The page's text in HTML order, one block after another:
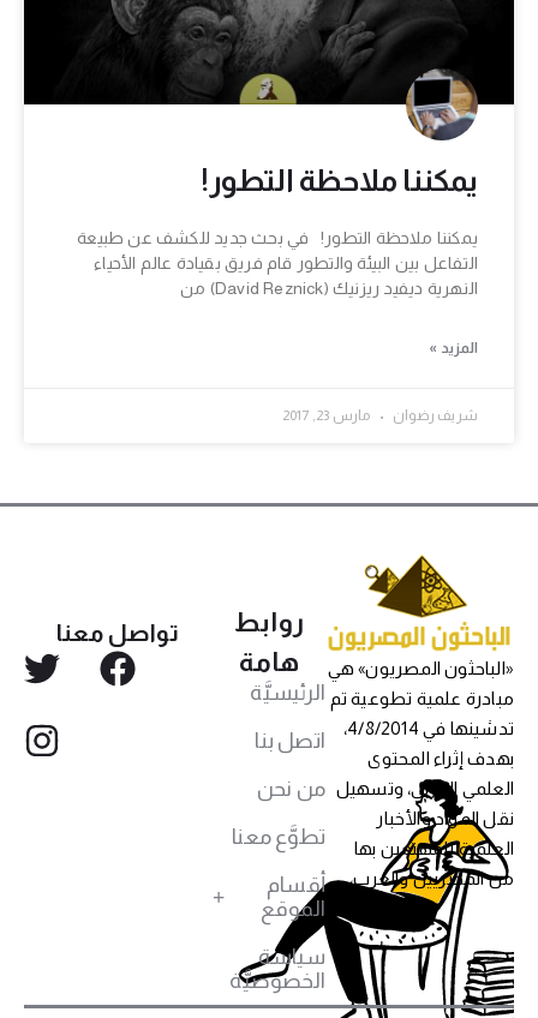
يمكننا ملاحظة التطور!
يمكننا ملاحظة التطور! في بحث جديد للكشف عن طبيعة
التفاعل بين البيئة والتطور قام فريق بقيادة عالم الأحياء
النهرية ديفيد ريزنيك (David Reznick) من
المزيد »
شريف رضوان مارس 23, 2017
«الباحثون المصريون» هي
مبادرة علمية تطوعية تم
تدشينها في 4/8/2014،
بهدف إثراء المحتوى
العلمي العربي، وتسهيل
نقل المواد والأخبار
العلمية للمهتمين بها
من المصريين والعرب،
روابط
هامة
الرئيسيَّة
اتصل بنا
من نحن
تطوَّع معنا
أقسام
الموقع
سياسة
الخصوصيَّة
تواصل معنا